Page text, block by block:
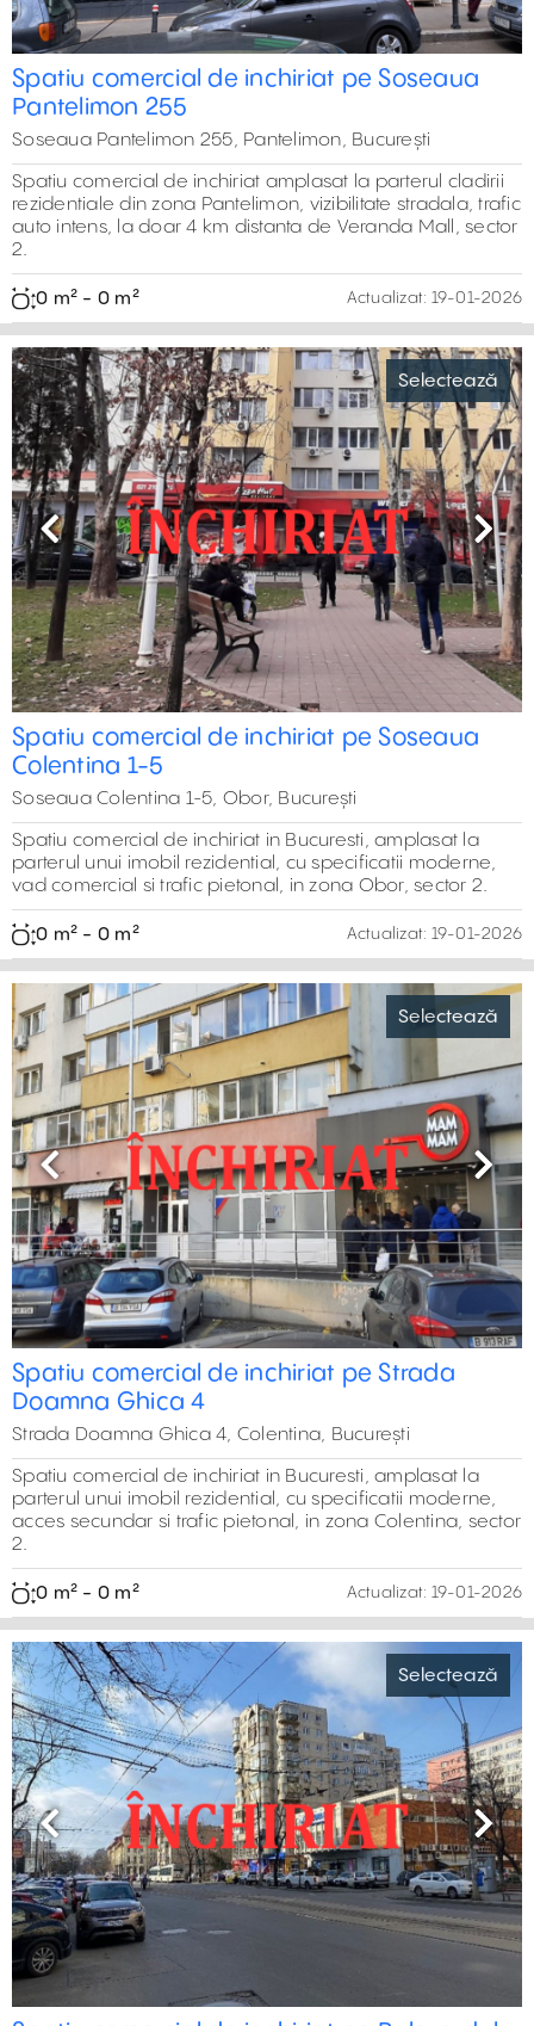
Spatiu comercial de inchiriat pe Soseaua
Pantelimon 255
Soseaua Pantelimon 255, Pantelimon, București
Spatiu comercial de inchiriat amplasat la parterul cladirii
rezidentiale din zona Pantelimon, vizibilitate stradala, trafic
auto intens, la doar 4 km distanta de Veranda Mall, sector
2.
0 m² - 0 m² Actualizat: 19-01-2026
Selectează
Previous Next
Spatiu comercial de inchiriat pe Soseaua
Colentina 1-5
Soseaua Colentina 1-5, Obor, București
Spatiu comercial de inchiriat in Bucuresti, amplasat la
parterul unui imobil rezidential, cu specificatii moderne,
vad comercial si trafic pietonal, in zona Obor, sector 2.
0 m² - 0 m² Actualizat: 19-01-2026
Selectează
Previous Next
Spatiu comercial de inchiriat pe Strada
Doamna Ghica 4
Strada Doamna Ghica 4, Colentina, București
Spatiu comercial de inchiriat in Bucuresti, amplasat la
parterul unui imobil rezidential, cu specificatii moderne,
acces secundar si trafic pietonal, in zona Colentina, sector
2.
0 m² - 0 m² Actualizat: 19-01-2026
Selectează
Previous Next